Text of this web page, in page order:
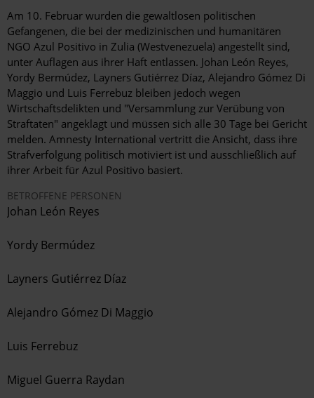
Am 10. Februar wurden die gewaltlosen politischen
Gefangenen, die bei der medizinischen und humanitären
NGO Azul Positivo in Zulia (Westvenezuela) angestellt sind,
unter Auflagen aus ihrer Haft entlassen. Johan León Reyes,
Yordy Bermúdez, Layners Gutiérrez Díaz, Alejandro Gómez Di
Maggio und Luis Ferrebuz bleiben jedoch wegen
Wirtschaftsdelikten und "Versammlung zur Verübung von
Straftaten" angeklagt und müssen sich alle 30 Tage bei Gericht
melden. Amnesty International vertritt die Ansicht, dass ihre
Strafverfolgung politisch motiviert ist und ausschließlich auf
ihrer Arbeit für Azul Positivo basiert.
BETROFFENE PERSONEN
Johan León Reyes
Yordy Bermúdez
Layners Gutiérrez Díaz
Alejandro Gómez Di Maggio
Luis Ferrebuz
Miguel Guerra Raydan